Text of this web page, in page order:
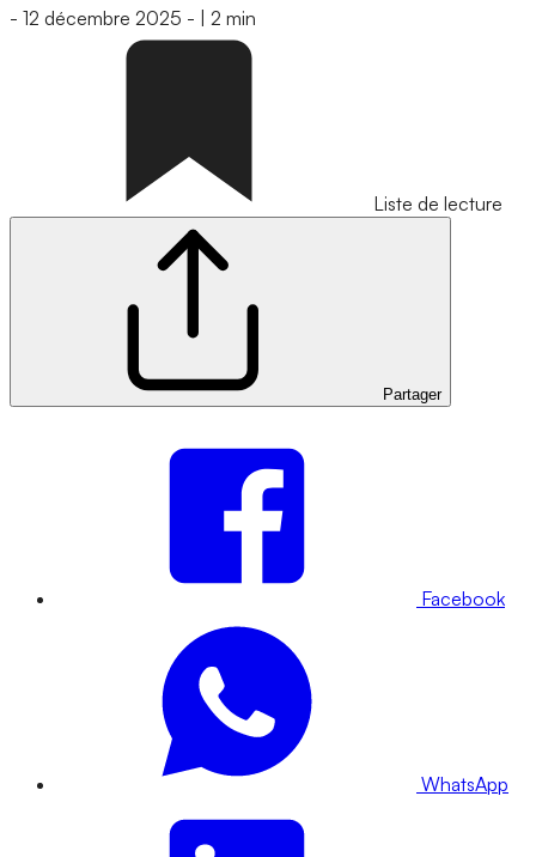
- 12 décembre 2025 - 2 min
Liste de lecture
Partager
Facebook
WhatsApp